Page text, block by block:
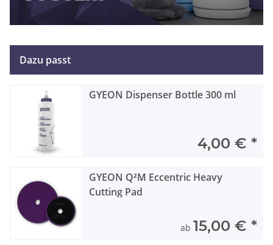
Dazu passt
GYEON Dispenser Bottle 300 ml
4,00 € *
GYEON Q²M Eccentric Heavy
Cutting Pad
ab 15,00 € *